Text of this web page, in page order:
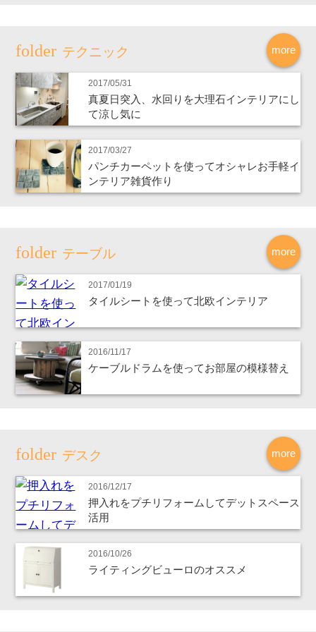
more
テクニック
2017/05/31
真夏日突入、水回りを大理石インテリアにし
て涼し気に
2017/03/27
パンチカーペットを使ってオシャレお手軽イ
ンテリア雑貨作り
more
テーブル
2017/01/19
タイルシートを使って北欧インテリア
2016/11/17
ケーブルドラムを使ってお部屋の模様替え
more
デスク
2016/12/17
押入れをプチリフォームしてデットスペース
活用
2016/10/26
ライティングビューロのオススメ